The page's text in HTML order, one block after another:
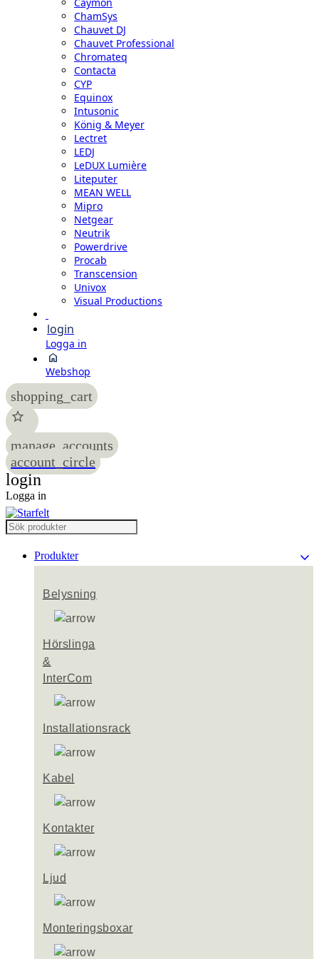
ChamSys
Chauvet DJ
Chauvet Professional
Chromateq
Contacta
CYP
Equinox
Intusonic
König & Meyer
Lectret
LEDJ
LeDUX Lumière
Liteputer
MEAN WELL
Mipro
Netgear
Neutrik
Powerdrive
Procab
Transcension
Univox
Visual Productions
login
Logga in
home
Webshop
shopping_cart
star
manage_accounts
account_circle
login
Logga in
Produkter keyboard_arrow_down
Belysning
Hörslinga
&
InterCom
Installationsrack
Kabel
Kontakter
Ljud
Monteringsboxar